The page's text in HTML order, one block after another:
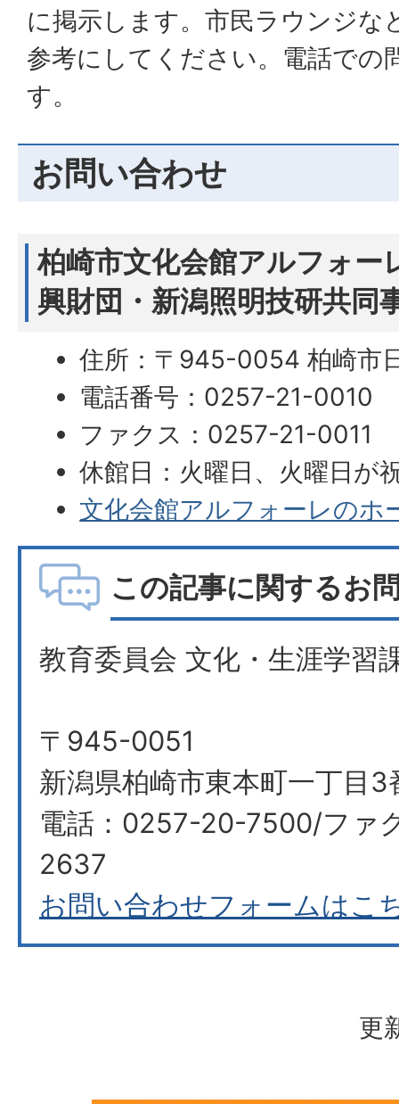
に掲示します。市民ラウンジな
参考にしてください。電話での
す。
お問い合わせ
柏崎市文化会館アルフォー
興財団・新潟照明技研共同
住所：〒945-0054 柏崎市
電話番号：0257-21-0010
ファクス：0257-21-0011
休館日：火曜日、火曜日が
文化会館アルフォーレのホ
この記事に関するお
教育委員会 文化・生涯学習
〒945-0051
新潟県柏崎市東本町一丁目
電話：0257-20-7500/ファ
2637
お問い合わせフォームはこ
更